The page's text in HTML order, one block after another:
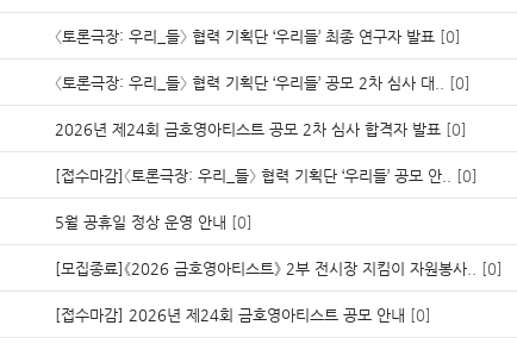
〈토론극장: 우리_들〉 협력 기획단 ‘우리들’ 최종 연구자 발표 [0]
〈토론극장: 우리_들〉 협력 기획단 ‘우리들’ 공모 2차 심사 대.. [0]
​2026년 제24회 금호영아티스트 공모 2차 심사 합격자 발표 [0]
[접수마감]〈토론극장: 우리_들〉 협력 기획단 ‘우리들’ 공모 안.. [0]
5월 공휴일 정상 운영 안내 [0]
[모집종료]《2026 금호영아티스트》 2부 전시장 지킴이 자원봉사.. [0]
[접수마감] 2026년 제24회 금호영아티스트 공모 안내 [0]